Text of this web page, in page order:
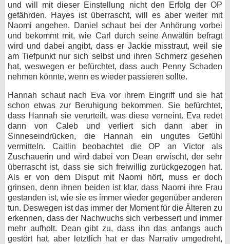
und will mit dieser Einstellung nicht den Erfolg der OP
gefährden. Hayes ist überrascht, will es aber weiter mit
Naomi angehen. Daniel schaut bei der Anhörung vorbei
und bekommt mit, wie Carl durch seine Anwältin befragt
wird und dabei angibt, dass er Jackie misstraut, weil sie
am Tiefpunkt nur sich selbst und ihren Schmerz gesehen
hat, weswegen er befürchtet, dass auch Penny Schaden
nehmen könnte, wenn es wieder passieren sollte.
Hannah schaut nach Eva vor ihrem Eingriff und sie hat
schon etwas zur Beruhigung bekommen. Sie befürchtet,
dass Hannah sie verurteilt, was diese verneint. Eva redet
dann von Caleb und verliert sich dann aber in
Sinneseindrücken, die Hannah ein ungutes Gefühl
vermitteln. Caitlin beobachtet die OP an Victor als
Zuschauerin und wird dabei von Dean erwischt, der sehr
überrascht ist, dass sie sich freiwillig zurückgezogen hat.
Als er von dem Disput mit Naomi hört, muss er doch
grinsen, denn ihnen beiden ist klar, dass Naomi ihre Frau
gestanden ist, wie sie es immer wieder gegenüber anderen
tun. Deswegen ist das immer der Moment für die Älteren zu
erkennen, dass der Nachwuchs sich verbessert und immer
mehr aufholt. Dean gibt zu, dass ihn das anfangs auch
gestört hat, aber letztlich hat er das Narrativ umgedreht,